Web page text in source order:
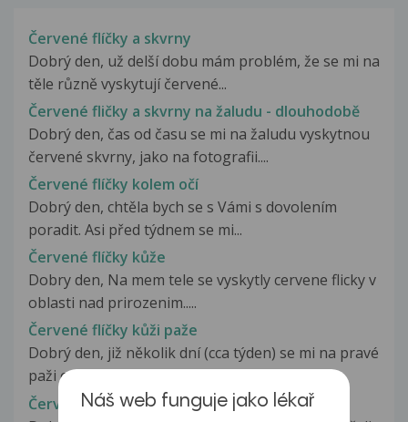
Červené flíčky a skvrny
Dobrý den, už delší dobu mám problém, že se mi na
těle různě vyskytují červené...
Červené fličky a skvrny na žaludu - dlouhodobě
Dobrý den, čas od času se mi na žaludu vyskytnou
červené skvrny, jako na fotografii....
Červené flíčky kolem očí
Dobrý den, chtěla bych se s Vámi s dovolením
poradit. Asi před týdnem se mi...
Červené flíčky kůže
Dobry den, Na mem tele se vyskytly cervene flicky v
oblasti nad prirozenim.....
Červené flíčky kůži paže
Dobrý den, již několik dní (cca týden) se mi na pravé
paži objevují červené...
Červené flíčky na břichu
Náš web funguje jako lékař